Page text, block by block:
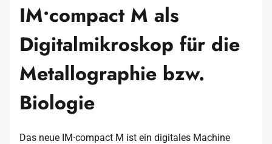
IM•compact M als
Digitalmikroskop für die
Metallographie bzw.
Biologie
Das neue IM·compact M ist ein digitales Machine